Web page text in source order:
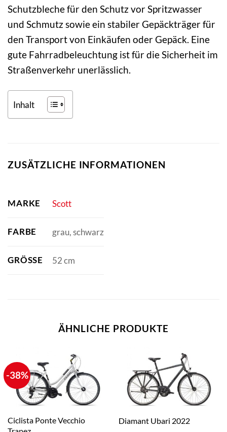
Schutzbleche für den Schutz vor Spritzwasser
und Schmutz sowie ein stabiler Gepäckträger für
den Transport von Einkäufen oder Gepäck. Eine
gute Fahrradbeleuchtung ist für die Sicherheit im
Straßenverkehr unerlässlich.
Inhalt
ZUSÄTZLICHE INFORMATIONEN
MARKE Scott
FARBE grau, schwarz
GRÖSSE 52 cm
ÄHNLICHE PRODUKTE
-38%
Ciclista Ponte Vecchio
Diamant Ubari 2022